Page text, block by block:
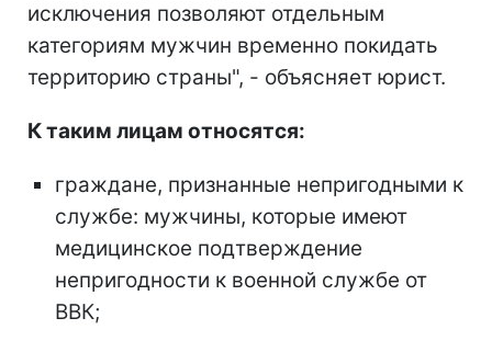
исключения позволяют отдельным
категориям мужчин временно покидать
территорию страны", - объясняет юрист.
К таким лицам относятся:
граждане, признанные непригодными к
службе: мужчины, которые имеют
медицинское подтверждение
непригодности к военной службе от
ВВК;